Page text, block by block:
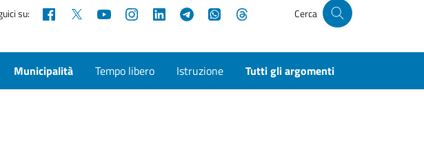
su: Facebook YouTubeInstagramLinkedInTelegramWhatsApp Cerca
Municipalità Tempo libero Istruzione Tutti gli argomenti